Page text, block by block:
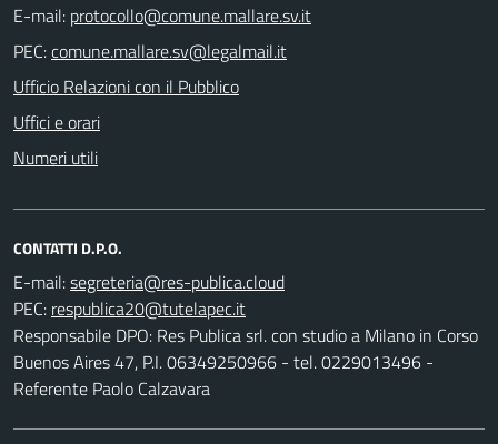
E-mail:
PEC:
Ufficio Relazioni con il Pubblico
Uffici e orari
Numeri utili
CONTATTI D.P.O.
E-mail:
PEC:
Responsabile DPO: Res Publica srl. con studio a Milano in Corso
Buenos Aires 47, P.I. 06349250966 - tel. 0229013496 -
Referente Paolo Calzavara